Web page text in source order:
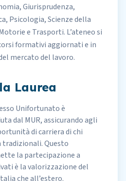
Giurisprudenza,
Psicologia, Scienze della
e Trasporti. L’ateneo si
formativi aggiornati e in
mercato del lavoro.
Laurea
Unifortunato è
dal MUR, assicurando agli
di carriera di chi
tradizionali. Questo
la partecipazione a
è la valorizzazione del
che all’estero.